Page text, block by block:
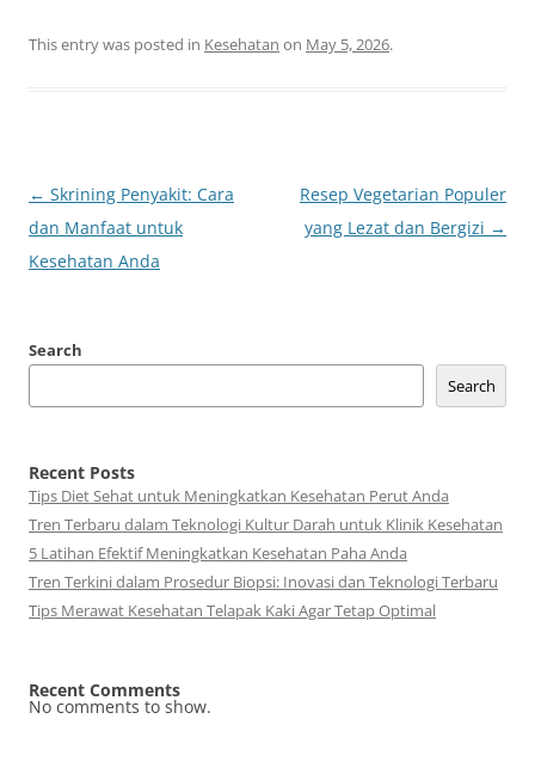
This entry was posted in Kesehatan on May 5, 2026.
Post
navigation
← Skrining Penyakit: Cara
dan Manfaat untuk
Kesehatan Anda
Resep Vegetarian Populer
yang Lezat dan Bergizi →
Search
Search
Recent Posts
Tips Diet Sehat untuk Meningkatkan Kesehatan Perut Anda
Tren Terbaru dalam Teknologi Kultur Darah untuk Klinik Kesehatan
5 Latihan Efektif Meningkatkan Kesehatan Paha Anda
Tren Terkini dalam Prosedur Biopsi: Inovasi dan Teknologi Terbaru
Tips Merawat Kesehatan Telapak Kaki Agar Tetap Optimal
Recent Comments
No comments to show.